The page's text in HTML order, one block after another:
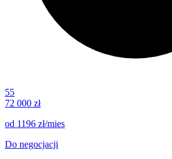
55
72 000 zł
od 1196 zł/mies
Do negocjacji